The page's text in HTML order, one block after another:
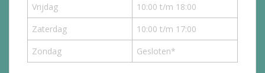
Vrijdag
10:00 t/m 18:00
Zaterdag
10:00 t/m 17:00
Zondag
Gesloten*